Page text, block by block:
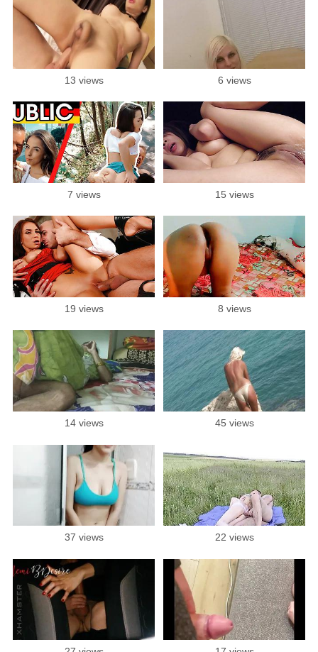
13 views 6 views
7 views 15 views
19 views 8 views
14 views 45 views
37 views 22 views